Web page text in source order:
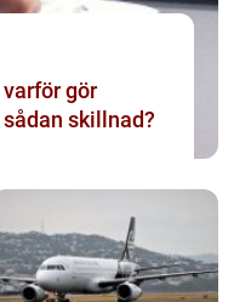
gör
skillnad?